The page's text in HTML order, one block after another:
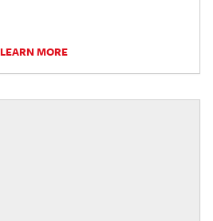
LEARN MORE